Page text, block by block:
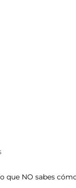
NO sabes